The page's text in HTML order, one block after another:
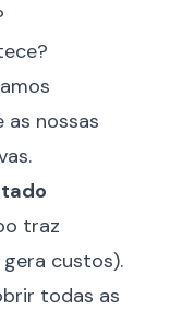
as nossas
traz
custos).
todas as